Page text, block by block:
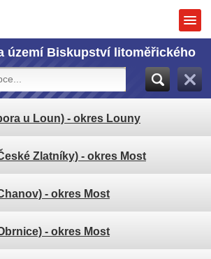
území Biskupství litoměřického
u Loun) - okres Louny
Zlatníky) - okres Most
- okres Most
- okres Most